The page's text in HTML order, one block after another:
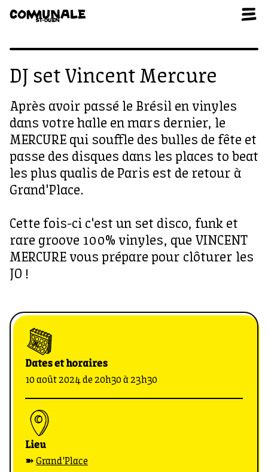
Aller au contenu
DJ set Vincent Mercure
Après avoir passé le Brésil en vinyles
dans votre halle en mars dernier, le
MERCURE qui souffle des bulles de fête et
passe des disques dans les places to beat
les plus qualis de Paris est de retour à
Grand'Place.
Cette fois-ci c'est un set disco, funk et
rare groove 100% vinyles, que VINCENT
MERCURE vous prépare pour clôturer les
JO !
Dates et horaires
10 août 2024 de 20h30 à 23h30
Lieu
➽ Grand'Place